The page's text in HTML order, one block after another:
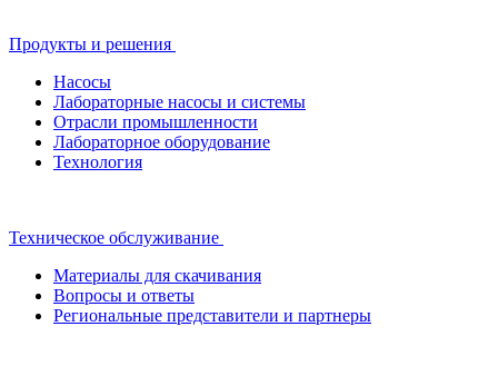
Продукты и решения
Насосы
Лабораторные насосы и системы
Отрасли промышленности
Лабораторное оборудование
Технология
Техническое обслуживание
Материалы для скачивания
Вопросы и ответы
Региональные представители и партнеры